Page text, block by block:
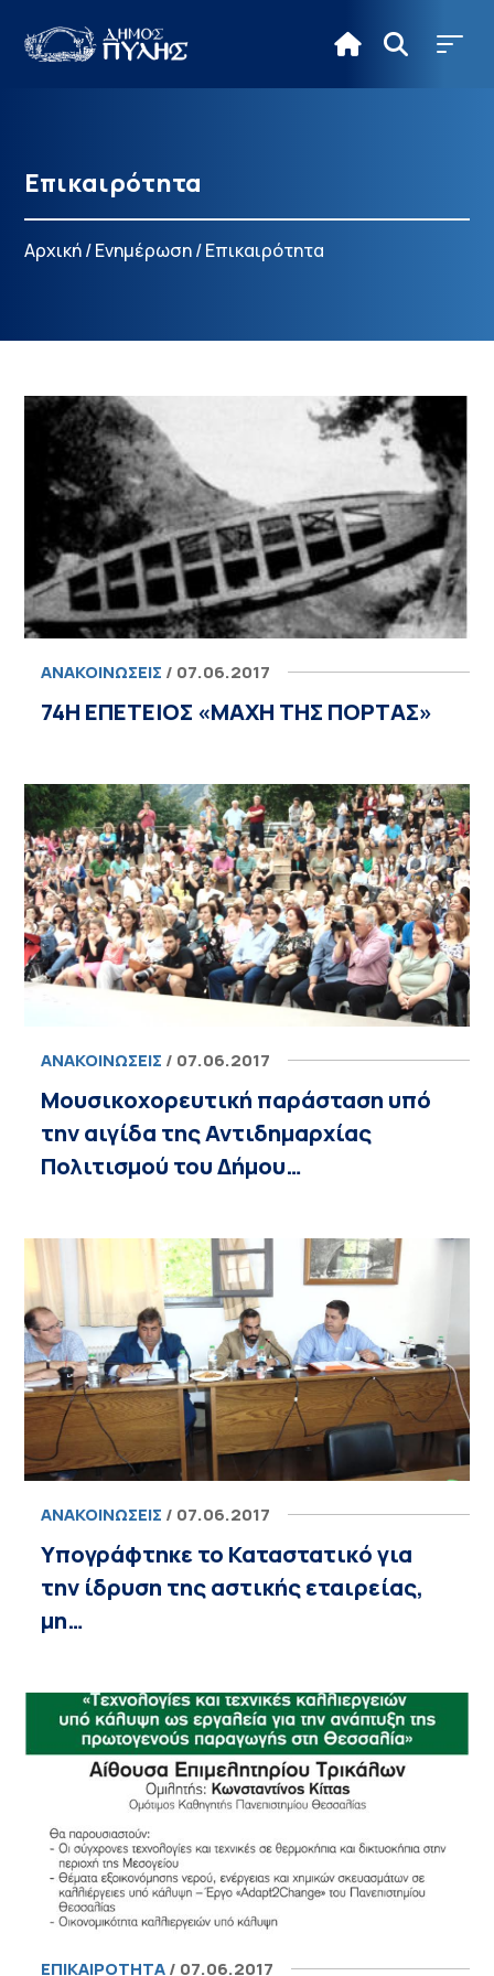
Επικαιρότητα
Αρχική/Ενημέρωση/Επικαιρότητα
ΑΝΑΚΟΙΝΏΣΕΙΣ / 07.06.2017
74Η ΕΠΕΤΕΙΟΣ «ΜΑΧΗ ΤΗΣ ΠΟΡΤΑΣ»
ΑΝΑΚΟΙΝΏΣΕΙΣ / 07.06.2017
Μουσικοχορευτική παράσταση υπό
την αιγίδα της Αντιδημαρχίας
Πολιτισμού του Δήμου…
ΑΝΑΚΟΙΝΏΣΕΙΣ / 07.06.2017
Υπογράφτηκε το Καταστατικό για
την ίδρυση της αστικής εταιρείας,
μη…
ΕΠΙΚΑΙΡΌΤΗΤΑ/ 07.06.2017